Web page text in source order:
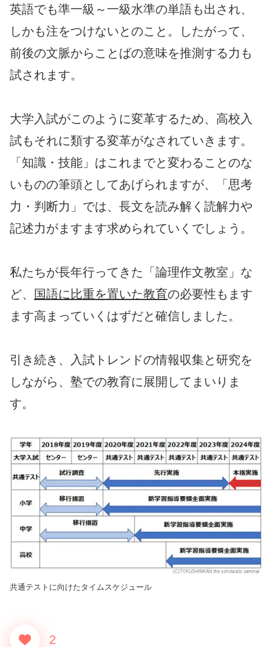
英語でも準一級～一級水準の単語も出され、
しかも注をつけないとのこと。したがって、
前後の文脈からことばの意味を推測する力も
試されます。
大学入試がこのように変革するため、高校入
試もそれに類する変革がなされていきます。
「知識・技能」はこれまでと変わることのな
いものの筆頭としてあげられますが、「思考
力・判断力」では、長文を読み解く読解力や
記述力がますます求められていくでしょう。
私たちが長年行ってきた「論理作文教室」な
ど、
国語に比重を置いた教育の必要性もます
ます高まっていくはずだと確信しました。
引き続き、入試トレンドの情報収集と研究を
しながら、塾での教育に展開してまいりま
す。
共通テストに向けたタイムスケジュール
2